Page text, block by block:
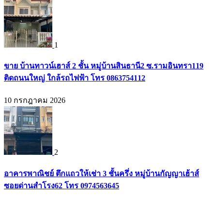
1
ขาย บ้านทาวน์เฮาส์ 2 ชั้น หมู่บ้านสินธานี2 ซ.รามอินทรา119
ติดถนนใหญ่ ใกล้รถไฟฟ้า โทร 0863754112
10 กรกฎาคม 2026
2
อาคารพาณิชย์ ตึกแถวให้เช่า 3 ชั้นครึ่ง หมู่บ้านกัญญาเฮ้าส์
ซอยด่านสำโรง62 โทร 0974563645